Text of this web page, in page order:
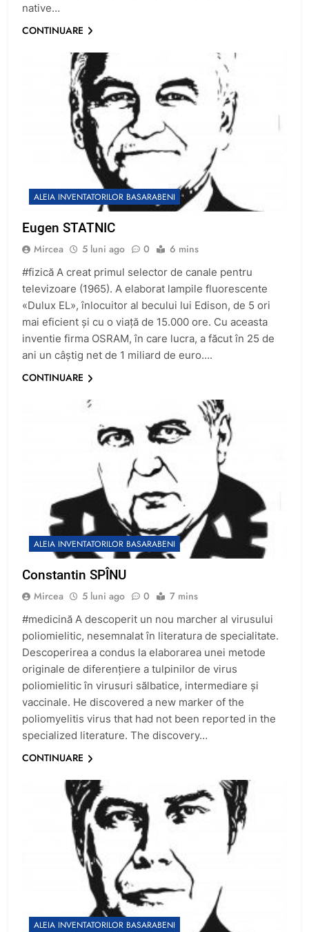
native…
CONTINUARE
ALEIA INVENTATORILOR BASARABENI
Eugen STATNIC
Mircea 5 luni ago 0 6 mins
#fizică A creat primul selector de canale pentru
televizoare (1965). A elaborat lampile fluorescente
«Dulux EL», înlocuitor al becului lui Edison, de 5 ori
mai eficient și cu o viață de 15.000 ore. Cu aceasta
inventie firma OSRAM, în care lucra, a făcut în 25 de
ani un câștig net de 1 miliard de euro….
CONTINUARE
ALEIA INVENTATORILOR BASARABENI
Constantin SPÎNU
Mircea 5 luni ago 0 7 mins
#medicină A descoperit un nou marcher al virusului
poliomielitic, nesemnalat în literatura de specialitate.
Descoperirea a condus la elaborarea unei metode
originale de diferenţiere a tulpinilor de virus
poliomielitic în virusuri sălbatice, intermediare şi
vaccinale. He discovered a new marker of the
poliomyelitis virus that had not been reported in the
specialized literature. The discovery…
CONTINUARE
ALEIA INVENTATORILOR BASARABENI